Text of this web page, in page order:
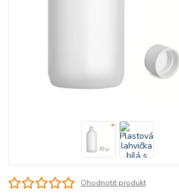
Ohodnotit produkt